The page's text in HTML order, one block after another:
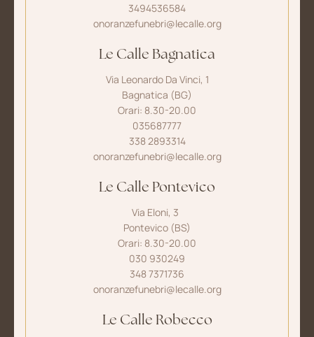
3494536584
onoranzefunebri@lecalle.org
Le Calle Bagnatica
Via Leonardo Da Vinci, 1
Bagnatica (BG)
Orari: 8.30-20.00
035687777
338 2893314
onoranzefunebri@lecalle.org
Le Calle Pontevico
Via Eloni, 3
Pontevico (BS)
Orari: 8.30-20.00
030 930249
348 7371736
onoranzefunebri@lecalle.org
Le Calle Robecco